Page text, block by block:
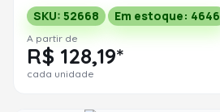
SKU: 52668 Em estoque: 4646
A partir de
R$ 128,19*
cada unidade